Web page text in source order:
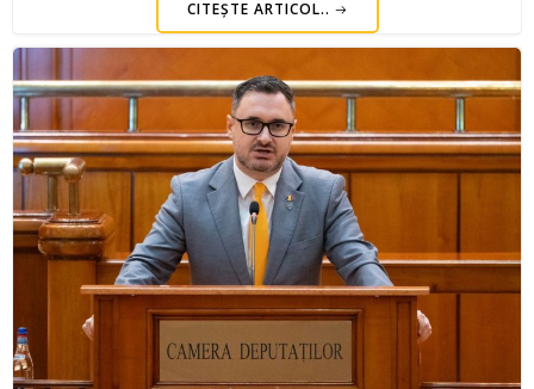
CITEȘTE ARTICOL..